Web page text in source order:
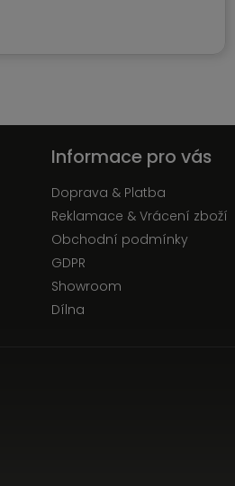
Informace pro vás
Doprava & Platba
Reklamace & Vrácení zboží
Obchodní podmínky
GDPR
Showroom
Dílna